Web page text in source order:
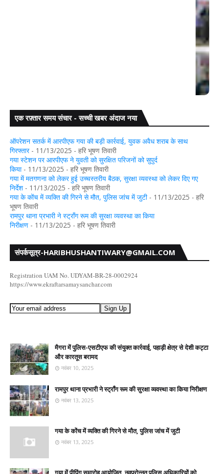
रामपुर थाना प्रभारी ने स्ट्रॉंग रूम की सुरक्षा व्यवस्था का किया
निरीक्षण
एक रफ़्तार समय संचार - सच्ची खबर अंदाज नया
ऑपरेशन सतर्क में आरपीएफ गया की बड़ी कार्रवाई, युवक अवैध शराब के साथ
गिरफ्तार- 11/13/2025 - हरि भूषण तिवारी
गया स्टेशन पर आरपीएफ ने युवती को सुरक्षित परिजनों को सुपुर्द
किया- 11/13/2025 - हरि भूषण तिवारी
गया में मतगणना को लेकर हुई उच्चस्तरीय बैठक, सुरक्षा व्यवस्था को लेकर दिए गए
निर्देश- 11/13/2025 - हरि भूषण तिवारी
गया के कोंच में व्यक्ति की गिरने से मौत, पुलिस जांच में जुटी- 11/13/2025 - हरि
भूषण तिवारी
रामपुर थाना प्रभारी ने स्ट्रॉंग रूम की सुरक्षा व्यवस्था का किया
निरीक्षण - 11/13/2025 - हरि भूषण तिवारी
संपर्कसूत्र-HARIBHUSHANTIWARY@GMAIL.COM
Registration UAM No. UDYAM-BR-28-0002924
https://www.ekraftarsamaysanchar.com
मैगरा में पुलिस-एसटीएफ की संयुक्त कार्रवाई, पहाड़ी क्षेत्र से देशी कट्टा
और कारतूस बरामद
नवंबर 10, 2025
रामपुर थाना प्रभारी ने स्ट्रॉंग रूम की सुरक्षा व्यवस्था का किया निरीक्षण
नवंबर 13, 2025
गया के कोंच में व्यक्ति की गिरने से मौत, पुलिस जांच में जुटी
नवंबर 13, 2025